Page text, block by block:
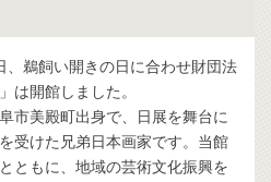
鵜飼い開きの日に合わせ財団法
は開館しました。
市美殿町出身で、日展を舞台に
受けた兄弟日本画家です。当館
ともに、地域の芸術文化振興を